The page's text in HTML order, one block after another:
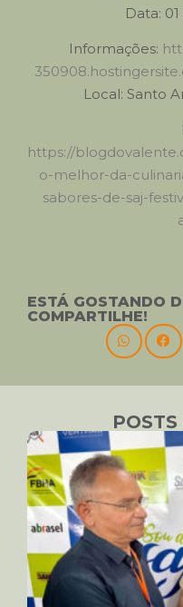
Data:
Informações:
Local: Santo
https://
o-melhor-da-
sabores-de-saj-
ESTÁ GOSTANDO
COMPARTILHE!